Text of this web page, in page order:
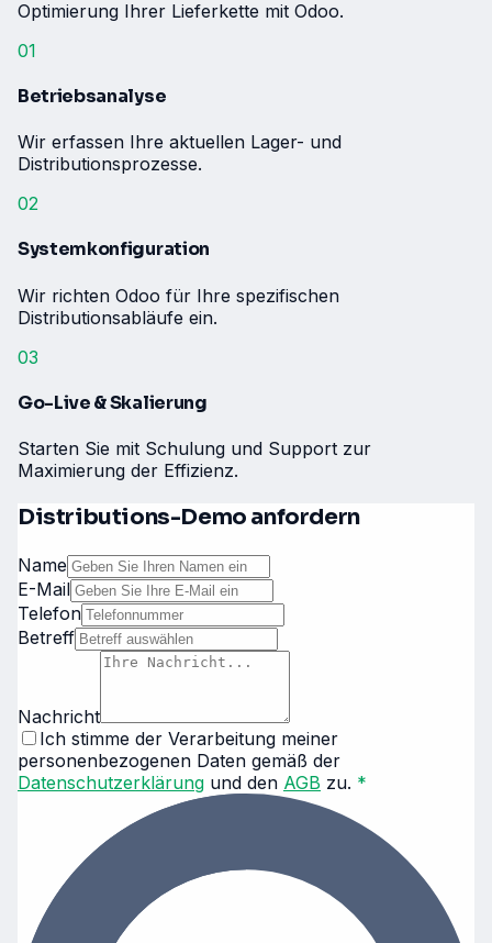
Optimierung Ihrer Lieferkette mit Odoo.
01
Betriebsanalyse
Wir erfassen Ihre aktuellen Lager- und
Distributionsprozesse.
02
Systemkonfiguration
Wir richten Odoo für Ihre spezifischen
Distributionsabläufe ein.
03
Go-Live & Skalierung
Starten Sie mit Schulung und Support zur
Maximierung der Effizienz.
Distributions-Demo anfordern
Name
E-Mail
Telefon
Betreff
Nachricht
Ich stimme der Verarbeitung meiner
personenbezogenen Daten gemäß der
Datenschutzerklärung und den AGB zu. *